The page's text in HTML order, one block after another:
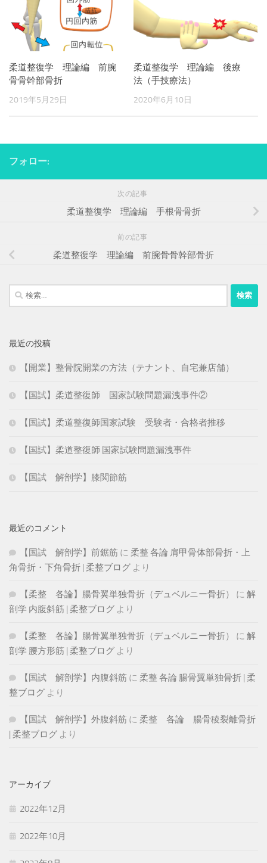
柔道整復学 理論編 前腕
骨骨幹部骨折
2019年5月29日
柔道整復学 理論編 後療
法（手技療法）
2020年6月10日
フォロー:
次の記事
柔道整復学 理論編 手根骨骨折
前の記事
柔道整復学 理論編 前腕骨骨幹部骨折
検
索:
最近の投稿
【開業】整骨院開業の方法（テナント、自宅兼店舗）
【国試】柔道整復師 国家試験問題漏洩事件②
【国試】柔道整復師国家試験 受験者・合格者推移
【国試】柔道整復師 国家試験問題漏洩事件
【国試 解剖学】膝関節筋
最近のコメント
【国試 解剖学】前鋸筋 に 柔整 各論 肩甲骨体部骨折・上
角骨折・下角骨折 | 柔整ブログ より
【柔整 各論】腸骨翼単独骨折（デュベルニー骨折） に 解
剖学 内腹斜筋 | 柔整ブログ より
【柔整 各論】腸骨翼単独骨折（デュベルニー骨折） に 解
剖学 腰方形筋 | 柔整ブログ より
【国試 解剖学】内腹斜筋 に 柔整 各論 腸骨翼単独骨折 | 柔
整ブログ より
【国試 解剖学】外腹斜筋 に 柔整 各論 腸骨稜裂離骨折
| 柔整ブログ より
アーカイブ
2022年12月
2022年10月